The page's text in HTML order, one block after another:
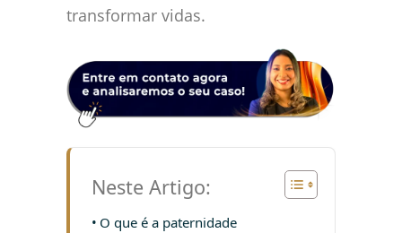
transformar vidas.
Neste Artigo:
O que é a paternidade